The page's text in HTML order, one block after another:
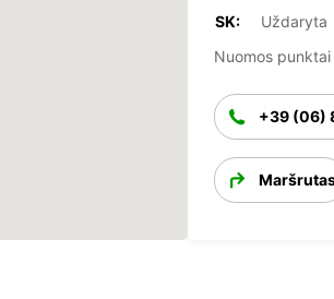
SK:
Uždaryta
Nuomos
+39 (06)